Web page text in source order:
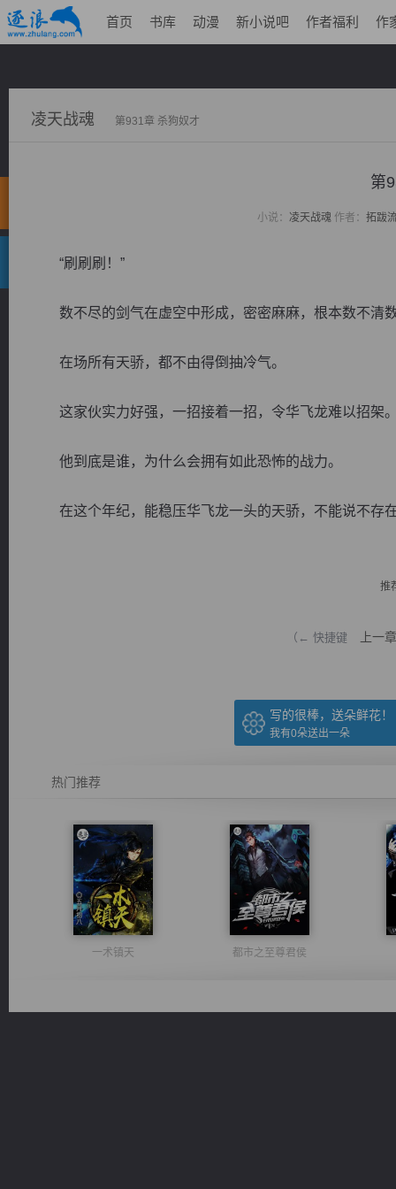
首页 书库 动漫 新小说吧 作者福利 作
凌天战魂 第931章 杀狗奴才
第
小说： 凌天战魂作者： 拓跋
“刷刷刷！”
数不尽的剑气在虚空中形成，密密麻麻，根本数不清
在场所有天骄，都不由得倒抽冷气。
这家伙实力好强，一招接着一招，令华飞龙难以招架
他到底是谁，为什么会拥有如此恐怖的战力。
在这个年纪，能稳压华飞龙一头的天骄，不能说不存
推
（← 快捷键 上一章
写的很棒，送朵鲜花！
我有0朵送出一朵
热门推荐
一术镇天 都市之至尊君侯